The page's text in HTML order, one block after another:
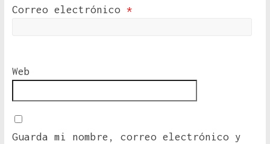
Correo electrónico *
Web
Guarda mi nombre, correo electrónico y